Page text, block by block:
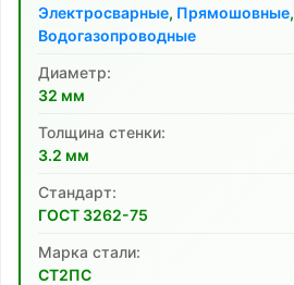
Электросварные, Прямошовные,
Водогазопроводные
Диаметр:
32 мм
Толщина стенки:
3.2 мм
Cтандарт:
ГОСТ 3262-75
Марка стали:
СТ2ПС